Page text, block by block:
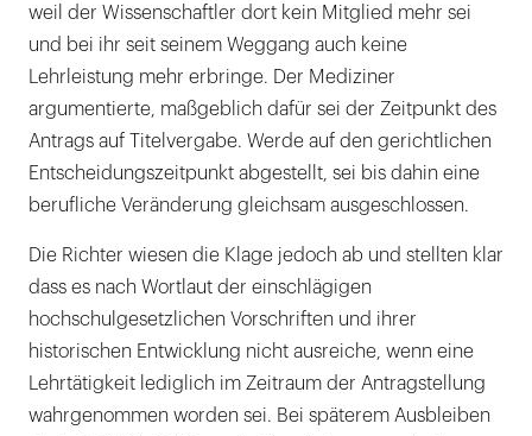
weil der Wissenschaftler dort kein Mitglied mehr sei
und bei ihr seit seinem Weggang auch keine
Lehrleistung mehr erbringe. Der Mediziner
argumentierte, maßgeblich dafür sei der Zeitpunkt des
Antrags auf Titelvergabe. Werde auf den gerichtlichen
Entscheidungszeitpunkt abgestellt, sei bis dahin eine
berufliche Veränderung gleichsam ausgeschlossen.
Die Richter wiesen die Klage jedoch ab und stellten klar
dass es nach Wortlaut der einschlägigen
hochschulgesetzlichen Vorschriften und ihrer
historischen Entwicklung nicht ausreiche, wenn eine
Lehrtätigkeit lediglich im Zeitraum der Antragstellung
wahrgenommen worden sei. Bei späterem Ausbleiben